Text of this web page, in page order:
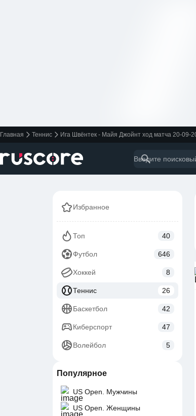
Главная Теннис Ига Швёнтек - Майя Джойнт ход матча 20-09-
Избранное
Топ 40
Футбол 646
Хоккей 8
Теннис 26
Баскетбол 42
Киберспорт 47
Волейбол 5
Популярное
US Open. Мужчины
US Open. Женщины